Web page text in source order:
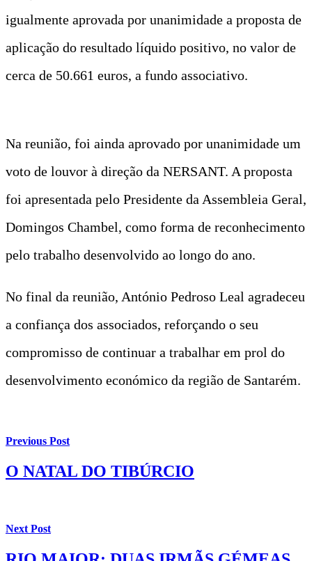
igualmente aprovada por unanimidade a proposta de
aplicação do resultado líquido positivo, no valor de
cerca de 50.661 euros, a fundo associativo.
Na reunião, foi ainda aprovado por unanimidade um
voto de louvor à direção da NERSANT. A proposta
foi apresentada pelo Presidente da Assembleia Geral,
Domingos Chambel, como forma de reconhecimento
pelo trabalho desenvolvido ao longo do ano.
No final da reunião, António Pedroso Leal agradeceu
a confiança dos associados, reforçando o seu
compromisso de continuar a trabalhar em prol do
desenvolvimento económico da região de Santarém.
Previous Post
O NATAL DO TIBÚRCIO
Next Post